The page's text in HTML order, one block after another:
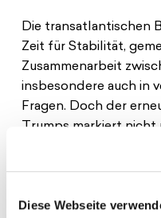
Diese Webseite
Die transatlantischen
Zeit für Stabilität,
Zusammenarbeit
insbesondere auch in
Fragen. Doch der
Trumps markiert nicht
amerikanischen
Trump die NATO